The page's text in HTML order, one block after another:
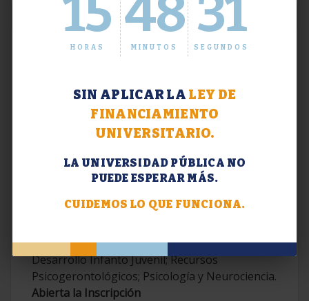
15
HORAS
48
MINUTOS
32
SEGUNDOS
SIN APLICAR LA LEY DE
FINANCIAMIENTO
UNIVERSITARIO.
LA UNIVERSIDAD PÚBLICA NO
PUEDE ESPERAR MÁS.
CUIDEMOS LO QUE FUNCIONA.
Extensión. Diplomaturas 2026.
Contemporáneas; Problemáticas en el
Desarrollo Infanto Juvenil; Recursos
Psicogerontológicos; Psicología y Neurociencia.
Abierta la Inscripción